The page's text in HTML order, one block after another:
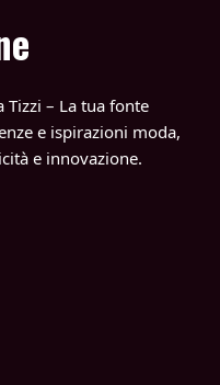
– La tua fonte
e ispirazioni moda,
e innovazione.